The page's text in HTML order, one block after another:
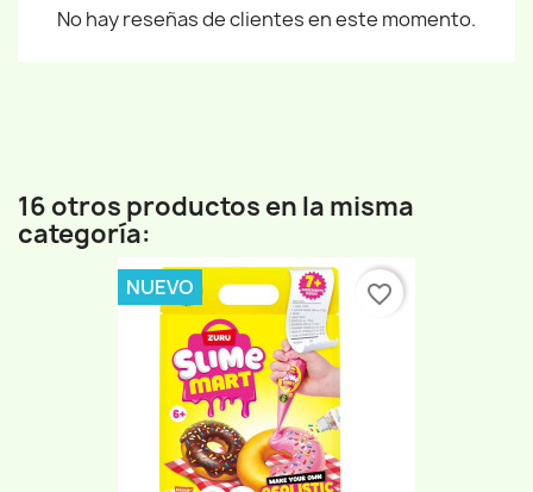
No hay reseñas de clientes en este momento.
16 otros productos en la misma
categoría:
NUEVO favorite_border